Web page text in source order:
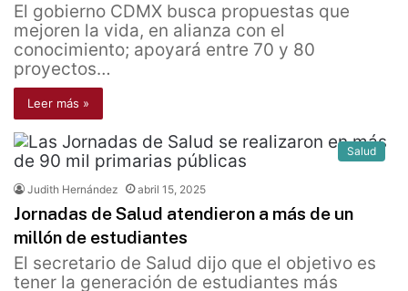
El gobierno CDMX busca propuestas que
mejoren la vida, en alianza con el
conocimiento; apoyará entre 70 y 80
proyectos…
Leer más »
Salud
Judith Hernández abril 15, 2025
Jornadas de Salud atendieron a más de un
millón de estudiantes
El secretario de Salud dijo que el objetivo es
tener la generación de estudiantes más